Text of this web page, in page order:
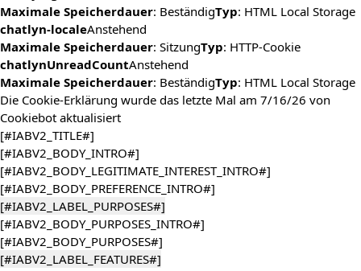
Maximale Speicherdauer: BeständigTyp: HTML Local Storage
chatlyn-localeAnstehend
Maximale Speicherdauer: SitzungTyp: HTTP-Cookie
chatlynUnreadCountAnstehend
Maximale Speicherdauer: BeständigTyp: HTML Local Storage
Die Cookie-Erklärung wurde das letzte Mal am 7/16/26 von
Cookiebot aktualisiert
[#IABV2_TITLE#]
[#IABV2_BODY_INTRO#]
[#IABV2_BODY_LEGITIMATE_INTEREST_INTRO#]
[#IABV2_BODY_PREFERENCE_INTRO#]
[#IABV2_LABEL_PURPOSES#]
[#IABV2_BODY_PURPOSES_INTRO#]
[#IABV2_BODY_PURPOSES#]
[#IABV2_LABEL_FEATURES#]